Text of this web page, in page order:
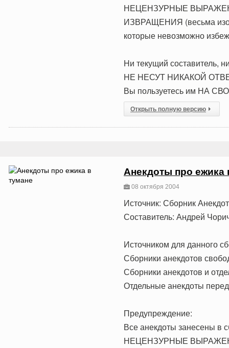
НЕЦЕНЗУРНЫЕ
ИЗВРАЩЕНИЯ (весьма
которые невозможно
Hи текущий составитель,
HЕ HЕСУТ HИКАКОЙ
Вы пользуетесь им НА
Открыть полную версию
Анекдоты про ежика
08 октября 2004
Источник: Сборник
Составитель: Андрей
Источником для данного
Сборники анекдотов
Сборники анекдотов и
Отдельные анекдоты
Предупреждение:
Все анекдоты занесены в
НЕЦЕНЗУРНЫЕ